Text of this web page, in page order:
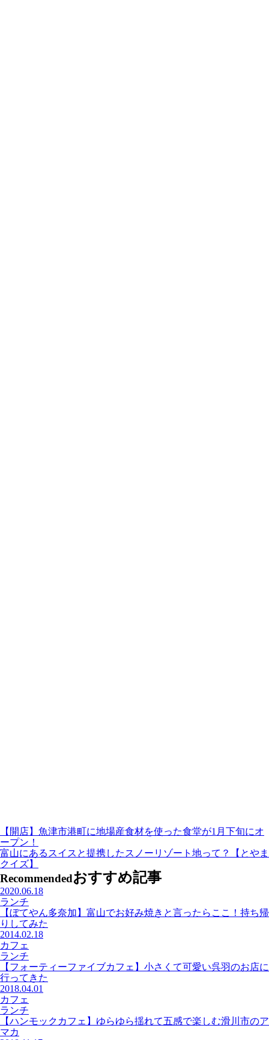
【開店】魚津市港町に地場産食材を使った食堂が1月下旬にオ
ープン！
富山にあるスイスと提携したスノーリゾート地って？【とやま
クイズ】
Recommendedおすすめ記事
2020.06.18
ランチ
【ぼてやん多奈加】富山でお好み焼きと言ったらここ！持ち帰
りしてみた
2014.02.18
カフェ
ランチ
【フォーティーファイブカフェ】小さくて可愛い呉羽のお店に
行ってきた
2018.04.01
カフェ
ランチ
【ハンモックカフェ】ゆらゆら揺れて五感で楽しむ滑川市のア
マカ